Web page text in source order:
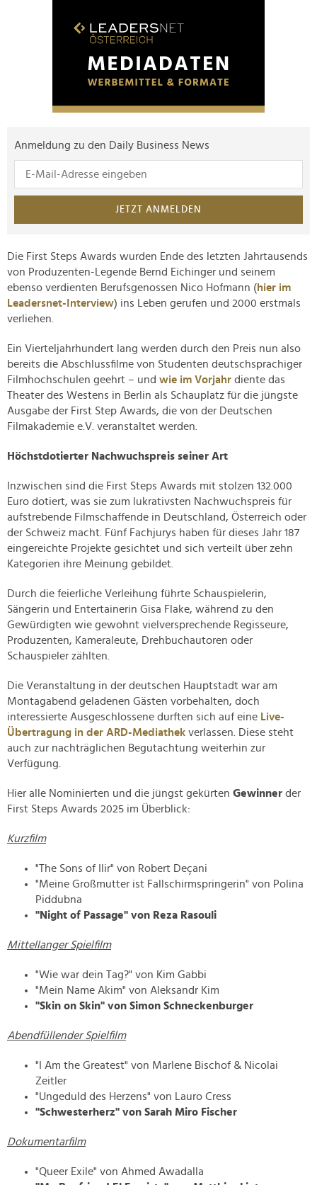
Anmeldung zu den Daily Business News
JETZT ANMELDEN
Die First Steps Awards wurden Ende des letzten Jahrtausends
von Produzenten-Legende Bernd Eichinger und seinem
ebenso verdienten Berufsgenossen Nico Hofmann (hier im
Leadersnet-Interview) ins Leben gerufen und 2000 erstmals
verliehen.
Ein Vierteljahrhundert lang werden durch den Preis nun also
bereits die Abschlussfilme von Studenten deutschsprachiger
Filmhochschulen geehrt – und wie im Vorjahr diente das
Theater des Westens in Berlin als Schauplatz für die jüngste
Ausgabe der First Step Awards, die von der Deutschen
Filmakademie e.V. veranstaltet werden.
Höchstdotierter Nachwuchspreis seiner Art
Inzwischen sind die First Steps Awards mit stolzen 132.000
Euro dotiert, was sie zum lukrativsten Nachwuchspreis für
aufstrebende Filmschaffende in Deutschland, Österreich oder
der Schweiz macht. Fünf Fachjurys haben für dieses Jahr 187
eingereichte Projekte gesichtet und sich verteilt über zehn
Kategorien ihre Meinung gebildet.
Durch die feierliche Verleihung führte Schauspielerin,
Sängerin und Entertainerin Gisa Flake, während zu den
Gewürdigten wie gewohnt vielversprechende Regisseure,
Produzenten, Kameraleute, Drehbuchautoren oder
Schauspieler zählten.
Die Veranstaltung in der deutschen Hauptstadt war am
Montagabend geladenen Gästen vorbehalten, doch
interessierte Ausgeschlossene durften sich auf eine Live-
Übertragung in der ARD-Mediathek verlassen. Diese steht
auch zur nachträglichen Begutachtung weiterhin zur
Verfügung.
Hier alle Nominierten und die jüngst gekürten Gewinner der
First Steps Awards 2025 im Überblick:
Kurzfilm
"The Sons of Ilir" von Robert Deçani
"Meine Großmutter ist Fallschirmspringerin" von Polina
Piddubna
"Night of Passage" von Reza Rasouli
Mittellanger Spielfilm
"Wie war dein Tag?" von Kim Gabbi
"Mein Name Akim" von Aleksandr Kim
"Skin on Skin" von Simon Schneckenburger
Abendfüllender Spielfilm
"I Am the Greatest" von Marlene Bischof & Nicolai
Zeitler
"Ungeduld des Herzens" von Lauro Cress
"Schwesterherz" von Sarah Miro Fischer
Dokumentarfilm
"Queer Exile" von Ahmed Awadalla